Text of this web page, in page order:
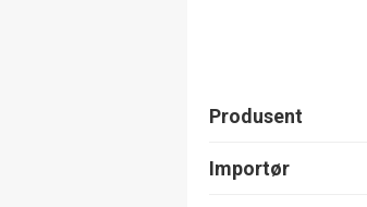
Produsent
Importør